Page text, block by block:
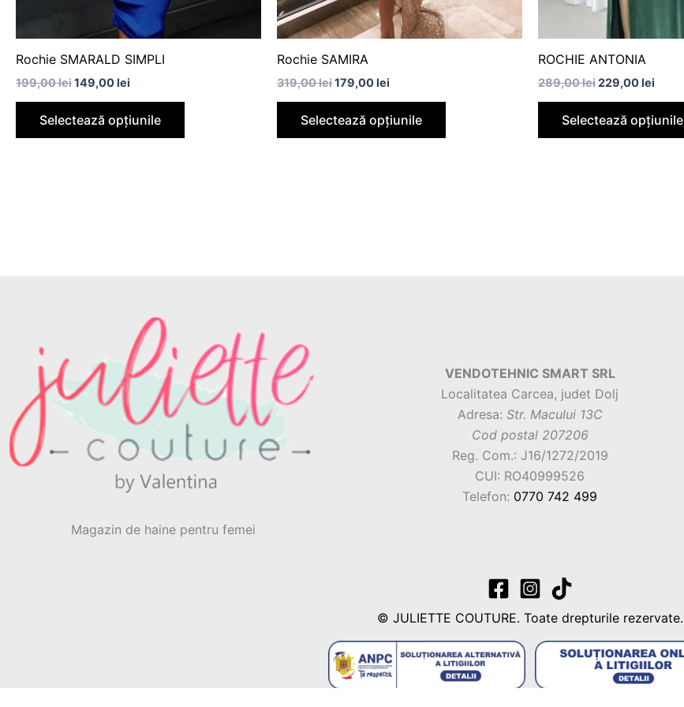
Rochie SMARALD SIMPLI
199,00lei149,00lei
Selectează opțiunile
în
Rochie SAMIRA
319,00lei179,00lei
Selectează opțiunile
în
pagina
ROCHIE ANTONIA
289,00lei229,00lei
Selectează opțiunile
Magazin de haine pentru femei
VENDOTEHNIC SMART SRL
Localitatea Carcea, judet Dolj
Adresa: Str. Macului 13C
Cod postal 207206
Reg. Com.: J16/1272/2019
CUI: RO40999526
Telefon: 0770 742 499
© JULIETTE COUTURE. Toate drepturile rezervate.